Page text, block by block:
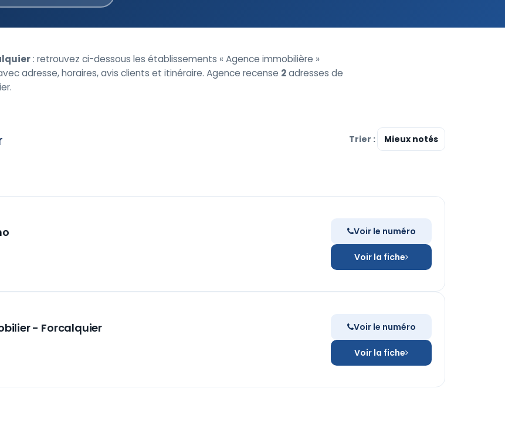
: retrouvez ci-dessous les établissements « Agence immobilière »
adresse, horaires, avis clients et itinéraire. Agence recense 2adresses de
Trier :
Voir le numéro
Voir la fiche
- Forcalquier Voir le numéro
Voir la fiche